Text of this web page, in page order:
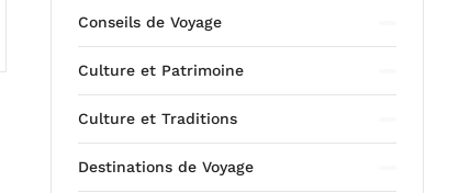
Conseils de Voyage
Culture et Patrimoine
Culture et Traditions
Destinations de Voyage